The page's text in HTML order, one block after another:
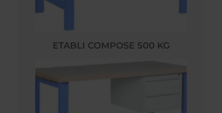
ETABLI COMPOSE 500 KG